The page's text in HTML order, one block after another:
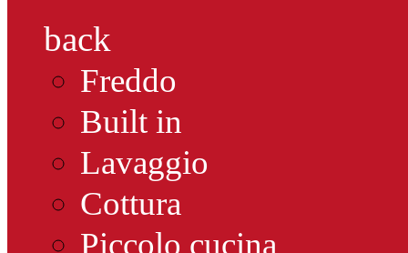
back
Freddo
Built in
Lavaggio
Cottura
Piccolo cucina